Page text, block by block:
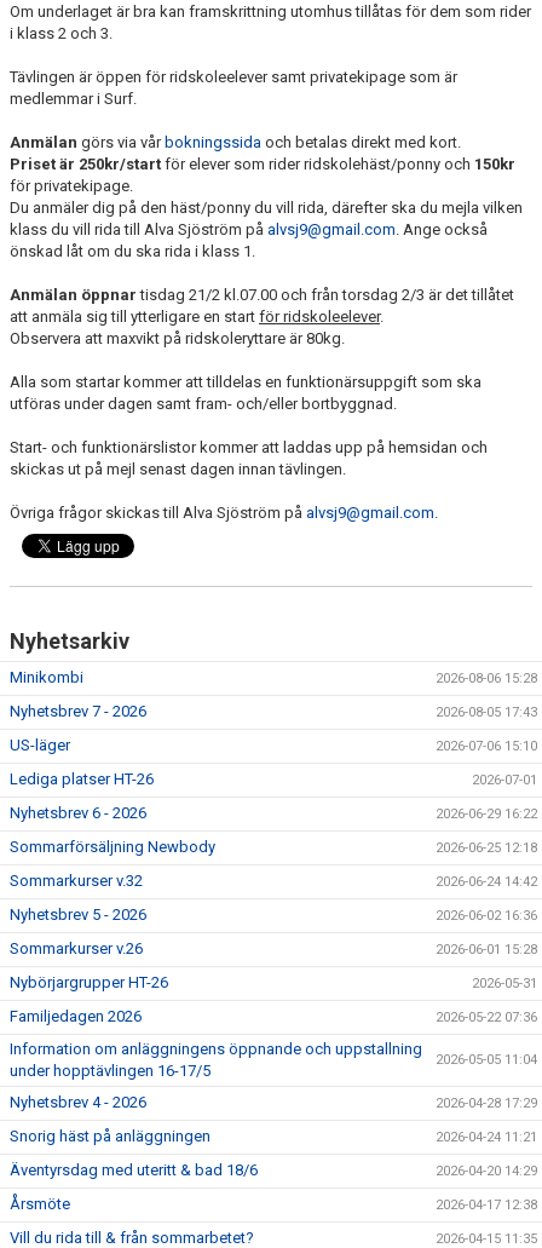
Om underlaget är bra kan framskrittning utomhus tillåtas för dem som rider
i klass 2 och 3.
Tävlingen är öppen för ridskoleelever samt privatekipage som är
medlemmar i Surf.
Anmälan görs via vår bokningssida och betalas direkt med kort.
Priset är 250kr/start för elever som rider ridskolehäst/ponny och 150kr
för privatekipage.
Du anmäler dig på den häst/ponny du vill rida, därefter ska du mejla vilken
klass du vill rida till Alva Sjöström på alvsj9@gmail.com. Ange också
önskad låt om du ska rida i klass 1.
Anmälan öppnar tisdag 21/2 kl.07.00 och från torsdag 2/3 är det tillåtet
att anmäla sig till ytterligare en start för ridskoleelever.
Observera att maxvikt på ridskoleryttare är 80kg.
Alla som startar kommer att tilldelas en funktionärsuppgift som ska
utföras under dagen samt fram- och/eller bortbyggnad.
Start- och funktionärslistor kommer att laddas upp på hemsidan och
skickas ut på mejl senast dagen innan tävlingen.
Övriga frågor skickas till Alva Sjöström på alvsj9@gmail.com.
Nyhetsarkiv
Minikombi 2026-08-06 15:28
Nyhetsbrev 7 - 2026 2026-08-05 17:43
US-läger 2026-07-06 15:10
Lediga platser HT-26 2026-07-01
Nyhetsbrev 6 - 2026 2026-06-29 16:22
Sommarförsäljning Newbody 2026-06-25 12:18
Sommarkurser v.32 2026-06-24 14:42
Nyhetsbrev 5 - 2026 2026-06-02 16:36
Sommarkurser v.26 2026-06-01 15:28
Nybörjargrupper HT-26 2026-05-31
Familjedagen 2026 2026-05-22 07:36
Information om anläggningens öppnande och uppstallning
under hopptävlingen 16-17/5
2026-05-05 11:04
Nyhetsbrev 4 - 2026 2026-04-28 17:29
Snorig häst på anläggningen 2026-04-24 11:21
Äventyrsdag med uteritt & bad 18/6 2026-04-20 14:29
Årsmöte 2026-04-17 12:38
Vill du rida till & från sommarbetet? 2026-04-15 11:35